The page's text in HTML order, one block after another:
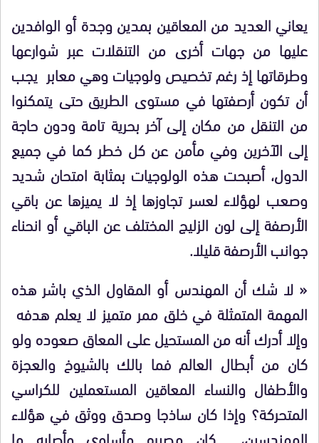
يعاني العديد من المعاقين بمدين وجدة أو الوافدين
عليها من جهات أخرى من التنقلات عبر شوارعها
وطرقاتها إذ رغم تخصيص ولوجيات وهي معابر يجب
أن تكون أرصفتها في مستوى الطريق حتى يتمكنوا
من التنقل من مكان إلى آخر بحرية تامة ودون حاجة
إلى الآخرين وفي مأمن عن كل خطر كما في جميع
الدول، أصبحت هذه الولوجيات بمثابة امتحان شديد
وصعب لهؤلاء لعسر تجاوزها إذ لا يميزها عن باقي
الأرصفة إلى لون الزليج المختلف عن الباقي أو انحناء
جوانب الأرصفة قليلا.
« لا شك أن المهندس أو المقاول الذي باشر هذه
المهمة المتمثلة في خلق ممر متميز لا يعلم هدفه
وإلا أدرك أنه من المستحيل على المعاق صعوده ولو
كان من أبطال العالم فما بالك بالشيوخ والعجزة
والأطفال والنساء المعاقين المستعملين للكراسي
المتحركة؟ وإذا كان ساذجا وصدق ووثق في هؤلاء